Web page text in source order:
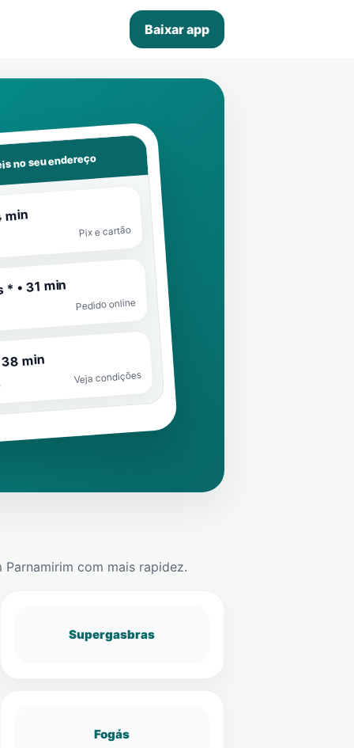
Baixar app
no seu endereço
min
Pix e cartão
• 31 min
Pedido online
min
Veja condições
Parnamirim com mais rapidez.
Supergasbras
Fogás